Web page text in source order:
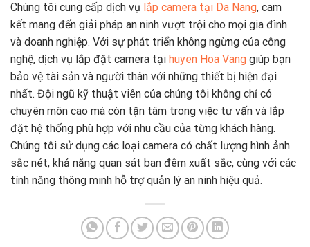
Chúng tôi cung cấp dịch vụ lắp camera tại Da Nang, cam
kết mang đến giải pháp an ninh vượt trội cho mọi gia đình
và doanh nghiệp. Với sự phát triển không ngừng của công
nghệ, dịch vụ lắp đặt camera tại huyen Hoa Vang giúp bạn
bảo vệ tài sản và người thân với những thiết bị hiện đại
nhất. Đội ngũ kỹ thuật viên của chúng tôi không chỉ có
chuyên môn cao mà còn tận tâm trong việc tư vấn và lắp
đặt hệ thống phù hợp với nhu cầu của từng khách hàng.
Chúng tôi sử dụng các loại camera có chất lượng hình ảnh
sắc nét, khả năng quan sát ban đêm xuất sắc, cùng với các
tính năng thông minh hỗ trợ quản lý an ninh hiệu quả.